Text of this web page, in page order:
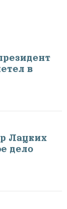
в
Лацких
дело